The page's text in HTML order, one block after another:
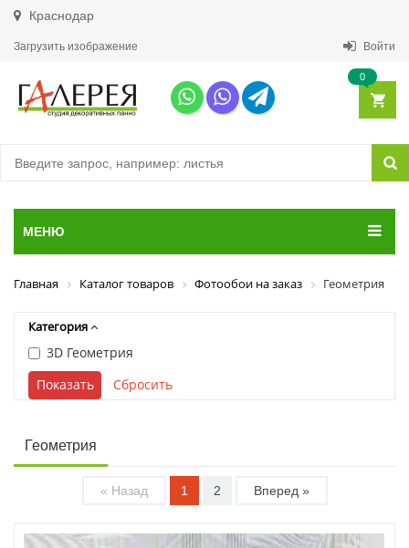
Краснодар
Загрузить изображение Войти
0
МЕНЮ
Главная Каталог товаров Фотообои на заказ Геометрия
Категория
3D Геометрия
Геометрия
« Назад 1 2 Вперед »